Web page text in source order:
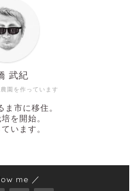
園を作っています
武紀
市に移住。
を開始。
います。
me ／